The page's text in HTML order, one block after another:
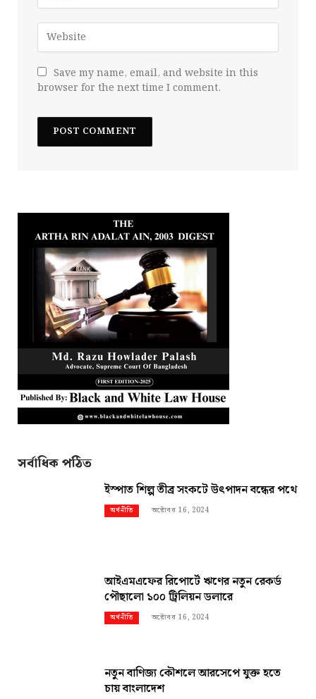
Save my name, email, and website in this
browser for the next time I comment.
সর্বাধিক পঠিত
ইস্পাত শিল্প তীব্র সংকটে উৎপাদন বন্ধের পথে
অর্থনীতি অক্টোবর 16, 2024
আইএমএফের রিপোর্টে ঋণের নতুন রেকর্ড
পৌছালো ১০০ ট্রিলিয়ন ডলারে
অর্থনীতি অক্টোবর 16, 2024
নতুন বাণিজ্য কৌশলে আরসেপে যুক্ত হতে
চায় বাংলাদেশ